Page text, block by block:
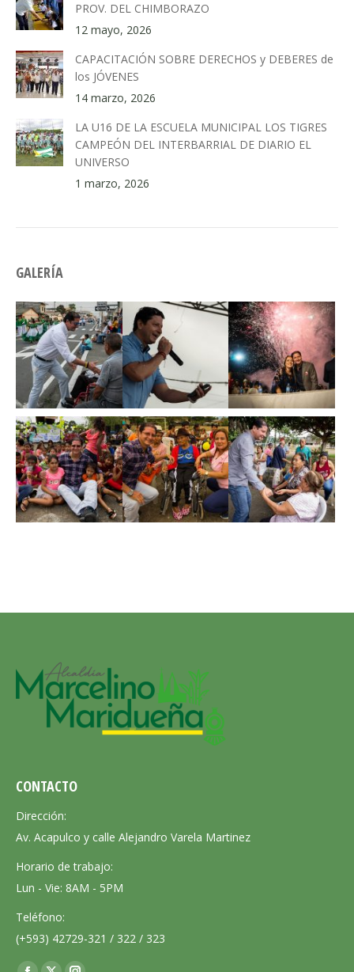
PROV. DEL CHIMBORAZO
12 mayo, 2026
CAPACITACIÓN SOBRE DERECHOS y DEBERES de
los JÓVENES
14 marzo, 2026
LA U16 DE LA ESCUELA MUNICIPAL LOS TIGRES
CAMPEÓN DEL INTERBARRIAL DE DIARIO EL
UNIVERSO
1 marzo, 2026
GALERÍA
CONTACTO
Dirección:
Av. Acapulco y calle Alejandro Varela Martinez
Horario de trabajo:
Lun - Vie: 8AM - 5PM
Teléfono:
(+593) 42729-321 / 322 / 323
Encuéntranos en: